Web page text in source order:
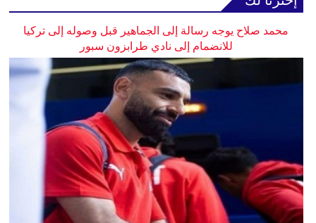
محمد صلاح يوجه رسالة إلى الجماهير قبل وصوله إلى تركيا
للانضمام إلى نادي طرابزون سبور